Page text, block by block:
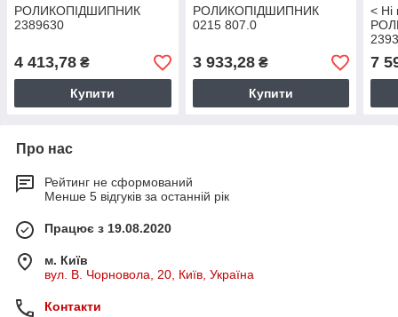
РОЛИКОПІДШИПНИК
2389630
4 413,78 ₴
Купити
РОЛИКОПІДШИПНИК
0215 807.0
3 933,28₴
Купити
< Ні
7
Про нас
Рейтинг не сформований
Менше 5 відгуків за останній рік
Працює з 19.08.2020
м. Київ
вул. В. Чорновола, 20, Київ, Україна
Контакти